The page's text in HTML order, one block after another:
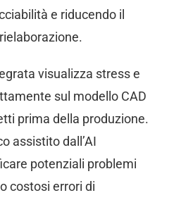
e riducendo il
visualizza stress e
sul modello CAD
prima della produzione.
assistito dall’AI
potenziali problemi
costosi errori di